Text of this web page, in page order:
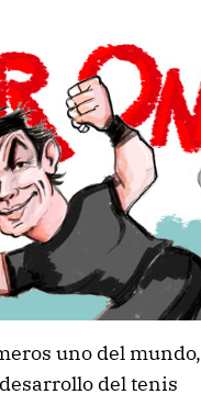
uno del mundo,
del tenis